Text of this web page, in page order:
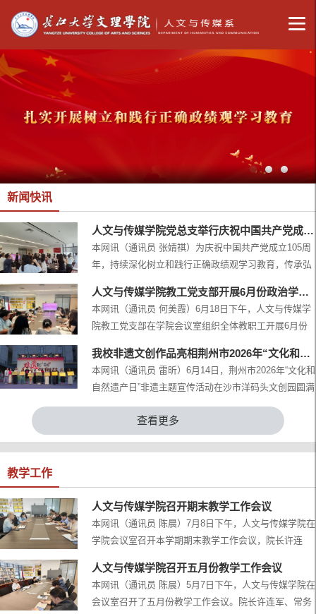
新闻快讯
人文与传媒学院党总支举行庆祝中国共产党成立105周年专题主题党日活动
本网讯（通讯员 张婧祺）为庆祝中国共产党成立105周
年，持续深化树立和践行正确政绩观学习教育，传承弘
奋进力量，7月1日，人文与传媒学院党总支在学院会议
室举行庆祝中国共产党成立105周年专题主题党日活
动。活动由学院党总支书记王震主持，教工党支部、学
生党支部全体党员全程参与。活动伊始，全体党员面向
党旗肃立，重温入党誓词，以铿锵誓言砥砺初心使命。
随后，全体党员集...
人文与传媒学院教工党支部开展6月份政治学习和支部主题党日活动
本网讯（通讯员 何美霞）6月18日下午，人文与传媒学
院教工党支部在学院会议室组织全体教职工开展6月份
传媒学院党总支副书记雷昕主持并领学。集体学习内容
有：习近平总书记重要文章《前瞻布局和发展未来产
业》；习近平总书记关于科技创新的重要论述；习近平
就推动哲学社会科学高质量发展作出重要指示；习近平
总书记关于安全生产工作的重要指示批示；习近平总书
记对档案工作的重...
我校非遗文创作品亮相荆州市2026年“文化和自然遗产日”活动
本网讯（通讯员 雷昕）6月14日，荆州市2026年“文化和
自然遗产日”非遗主题宣传活动在沙市洋码头文创园圆满
落幕。我校人文与传媒学院作为受邀单位，携师生非遗
作品集中亮相，全面展示了学校在大学生“双创”教育领
域的阶段性成果，助力非遗活态传承。活动现场，五大
特色展区错落有致，30个非遗主题展位串联起一幅生动
区”核心位置，集中呈现我校师生围绕楚式漆器、简牍文
书、...
查看更多
教学工作
人文与传媒学院召开期末教学工作会议
本网讯（通讯员 陈晨）7月8日下午，人文与传媒学院在
学院会议室召开本学期期末教学工作会议，院长许连
数字媒体教研室主任及教学办全体成员参会。会上，教
学办工作人员分别传达了学校期末教学资料整理工作基
本要求；2026级人才培养方案修订要求；新生教材征订
人文与传媒学院召开五月份教学工作会议
本网讯（通讯员 陈晨）5月7日下午，人文与传媒学院在
会议室召开了五月份教学工作会议。院长许连军、常务